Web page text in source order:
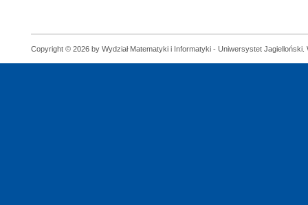
Copyright © 2026 by Wydział Matematyki i Informatyki - Uniwersystet